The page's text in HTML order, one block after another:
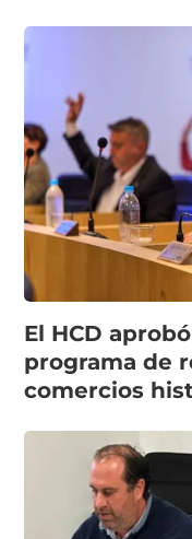
El HCD
programa de
comercios